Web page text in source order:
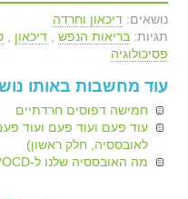
נושאים:דיכאון וחרדה
תגיות:בריאות הנפש ,דיכאון ,
פסיכולוגיה
עוד מחשבות באותו
חמישה דפוסים חרדתיים
עוד פעם ועוד פעם ועוד
לאובססיה, חלק ראשון)
מה האובססיה שלנו ל-OCD?